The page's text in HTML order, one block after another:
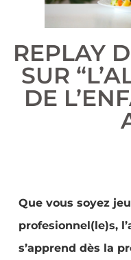
REPLAY
SUR
DE
Que vous soyez
profesionnel(le)s,
s’apprend dès la